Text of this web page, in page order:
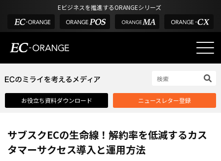
Eビジネスを推進するORANGEシリーズ
選ばれる理由
課題解決例
機能一覧
お役立ち資料ダウンロード ニュースレター登録
サブスクECの生命線！解約率を低減するカス
タマーサクセス導入と運用方法